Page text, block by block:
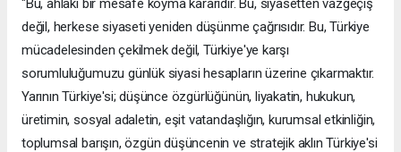
"Bu, ahlaki bir mesafe koyma kararıdır. Bu, siyasetten vazgeçiş
değil, herkese siyaseti yeniden düşünme çağrısıdır. Bu, Türkiye
mücadelesinden çekilmek değil, Türkiye'ye karşı
sorumluluğumuzu günlük siyasi hesapların üzerine çıkarmaktır.
Yarının Türkiye'si; düşünce özgürlüğünün, liyakatin, hukukun,
üretimin, sosyal adaletin, eşit vatandaşlığın, kurumsal etkinliğin,
toplumsal barışın, özgün düşüncenin ve stratejik aklın Türkiye'si